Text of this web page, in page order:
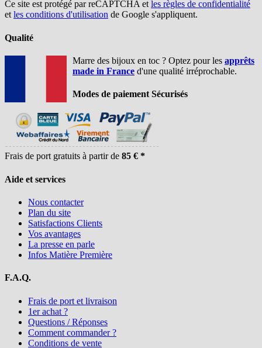
Ce site est protégé par reCAPTCHA etles règles de confidentialité
etles conditions d'utilisation de Google s'appliquent.
Qualité
Marre des bijoux en toc ? Optez pour les apprêts
made in France d'une qualité irréprochable.
Modes de paiement Sécurisés
Frais de port gratuits à partir de 85 € *
Aide et services
Nous contacter
Plan du site
Satisfactions Clients
Vos avantages
La presse en parle
Infos Matière Première
F.A.Q.
Frais de port et livraison
1er achat ?
Questions / Réponses
Comment commander ?
Conditions de vente